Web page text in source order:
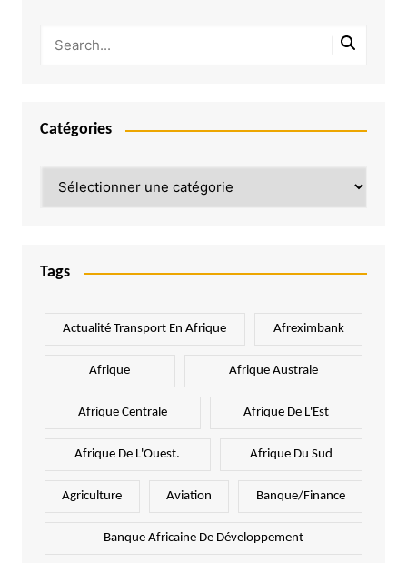
Catégories
Tags
Actualité Transport En Afrique Afreximbank
Afrique Afrique Australe
Afrique Centrale Afrique De L'Est
Afrique De L'Ouest. Afrique Du Sud
Agriculture Aviation Banque/Finance
Banque Africaine De Développement